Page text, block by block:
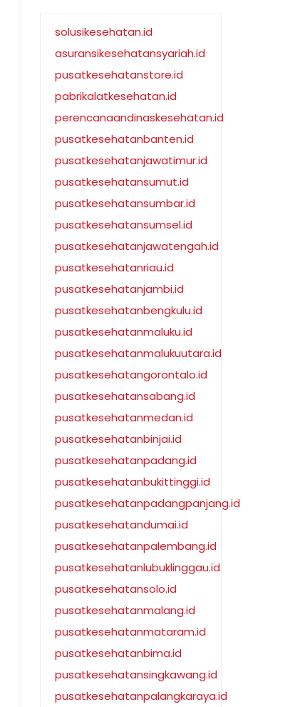
solusikesehatan.id
asuransikesehatansyariah.id
pusatkesehatanstore.id
pabrikalatkesehatan.id
perencanaandinaskesehatan.id
pusatkesehatanbanten.id
pusatkesehatanjawatimur.id
pusatkesehatansumut.id
pusatkesehatansumbar.id
pusatkesehatansumsel.id
pusatkesehatanjawatengah.id
pusatkesehatanriau.id
pusatkesehatanjambi.id
pusatkesehatanbengkulu.id
pusatkesehatanmaluku.id
pusatkesehatanmalukuutara.id
pusatkesehatangorontalo.id
pusatkesehatansabang.id
pusatkesehatanmedan.id
pusatkesehatanbinjai.id
pusatkesehatanpadang.id
pusatkesehatanbukittinggi.id
pusatkesehatanpadangpanjang.id
pusatkesehatandumai.id
pusatkesehatanpalembang.id
pusatkesehatanlubuklinggau.id
pusatkesehatansolo.id
pusatkesehatanmalang.id
pusatkesehatanmataram.id
pusatkesehatanbima.id
pusatkesehatansingkawang.id
pusatkesehatanpalangkaraya.id